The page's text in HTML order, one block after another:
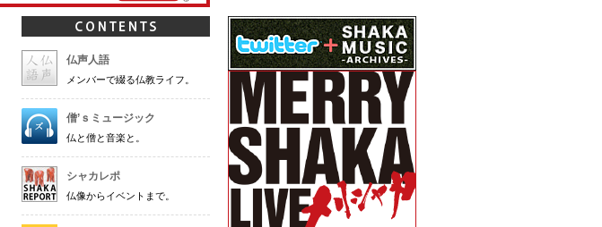
仏声人語
メンバーで綴る仏教ライフ。
僧’ｓミュージック
仏と僧と音楽と。
シャカレポ
仏像からイベントまで。